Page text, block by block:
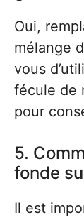
Oui,
mélange
vous
fécule de
pour
5.
fonde
Il est